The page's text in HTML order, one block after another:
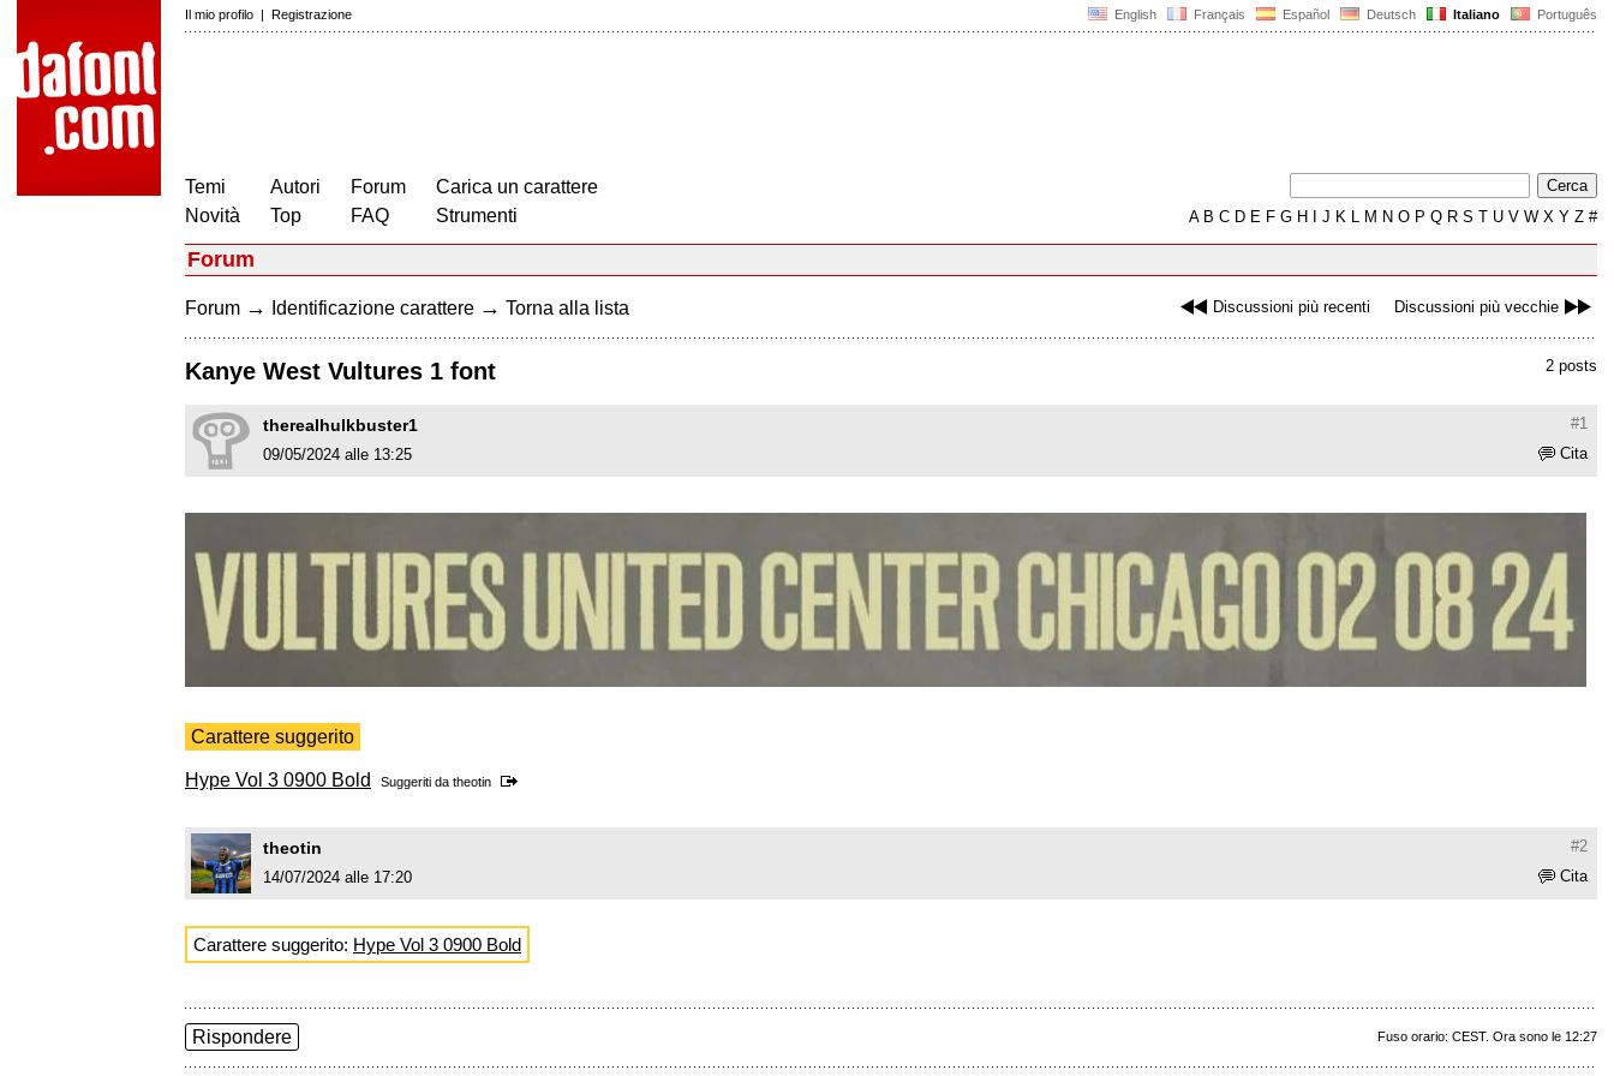
English Français Español Deutsch Italiano Português
Il mio profilo | Registrazione
Temi
Novità
Autori
Top
Forum
FAQ
Carica un carattere
Strumenti
AB C D E F G H J K L M N O P Q R S T U V W X Y Z #
Forum
Discussioni più recenti Discussioni più vecchie
Forum → Identificazione carattere → Torna alla lista
2 posts
Kanye West Vultures 1 font
#1
therealhulkbuster1
Cita
09/05/2024 alle 13:25
Carattere suggerito
Hype Vol 3 0900 Bold Suggeriti da theotin
#2
theotin
Cita
14/07/2024 alle 17:20
Carattere suggerito: Hype Vol 3 0900 Bold
Fuso orario: CEST. Ora sono le 12:27
Rispondere